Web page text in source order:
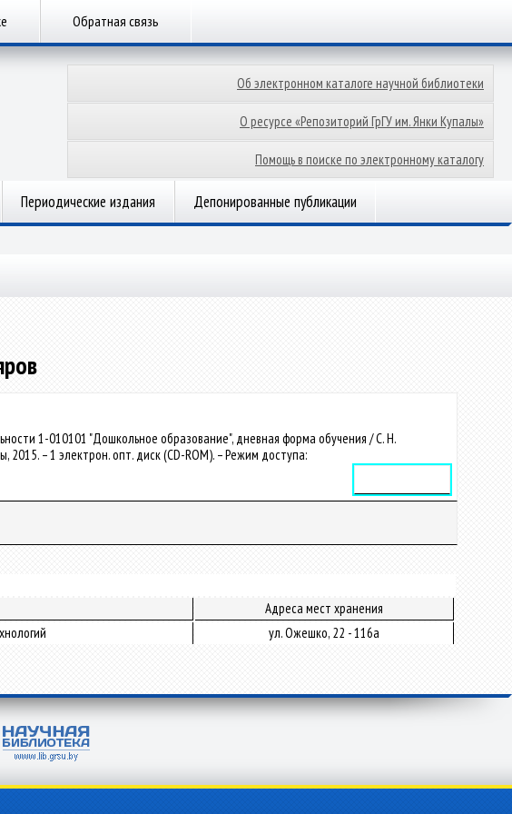
Обратная связь
Об электронном каталоге научной библиотеки
О ресурсе «Репозиторий ГрГУ им. Янки Купалы»
Помощь в поиске по электронному каталогу
Периодические издания Депонированные публикации
1-010101 "Дошкольное образование", дневная форма обучения / С. Н.
2015. – 1 электрон. опт. диск (CD-ROM). – Режим доступа:
Адреса мест хранения
ул. Ожешко, 22 - 116а